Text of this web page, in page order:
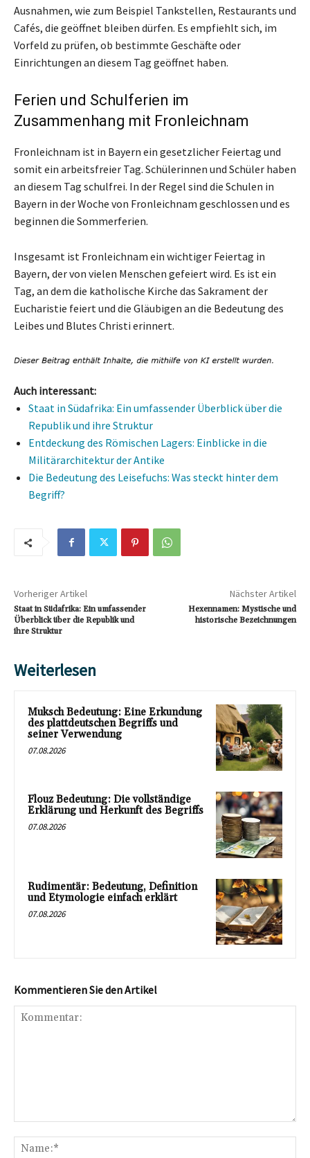
Ausnahmen, wie zum Beispiel Tankstellen, Restaurants und
Cafés, die geöffnet bleiben dürfen. Es empfiehlt sich, im
Vorfeld zu prüfen, ob bestimmte Geschäfte oder
Einrichtungen an diesem Tag geöffnet haben.
Ferien und Schulferien im
Zusammenhang mit Fronleichnam
Fronleichnam ist in Bayern ein gesetzlicher Feiertag und
somit ein arbeitsfreier Tag. Schülerinnen und Schüler haben
an diesem Tag schulfrei. In der Regel sind die Schulen in
Bayern in der Woche von Fronleichnam geschlossen und es
beginnen die Sommerferien.
Insgesamt ist Fronleichnam ein wichtiger Feiertag in
Bayern, der von vielen Menschen gefeiert wird. Es ist ein
Tag, an dem die katholische Kirche das Sakrament der
Eucharistie feiert und die Gläubigen an die Bedeutung des
Leibes und Blutes Christi erinnert.
Auch interessant:
Staat in Südafrika: Ein umfassender Überblick über die
Republik und ihre Struktur
Entdeckung des Römischen Lagers: Einblicke in die
Militärarchitektur der Antike
Die Bedeutung des Leisefuchs: Was steckt hinter dem
Begriff?
Vorheriger Artikel
Staat in Südafrika: Ein umfassender
Überblick über die Republik und
ihre Struktur
Nächster Artikel
Hexennamen: Mystische und
historische Bezeichnungen
Weiterlesen
Muksch Bedeutung: Eine Erkundung
des plattdeutschen Begriffs und
seiner Verwendung
07.08.2026
Flouz Bedeutung: Die vollständige
Erklärung und Herkunft des Begriffs
07.08.2026
Rudimentär: Bedeutung, Definition
und Etymologie einfach erklärt
07.08.2026
Kommentieren Sie den Artikel